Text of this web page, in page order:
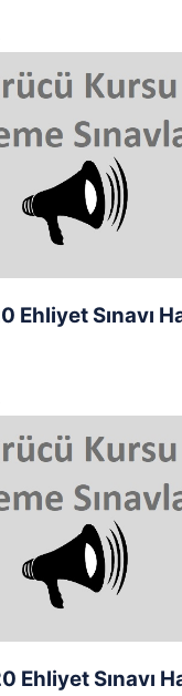
Ehliyet Sınavı
Ehliyet Sınavı